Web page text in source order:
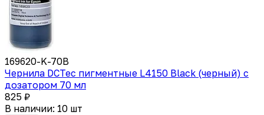
169620-K-70B
Чернила DCTec пигментные L4150 Black (черный) с
дозатором 70 мл
825 ₽
В наличии: 10 шт